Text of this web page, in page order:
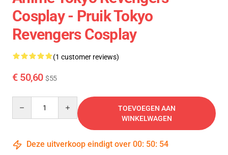
Cosplay - Pruik Tokyo
Revengers Cosplay
(1 customer reviews)
€ 50,60 $55
TOEVOEGEN AAN
WINKELWAGEN
Deze uitverkoop eindigt over 00: 50: 53